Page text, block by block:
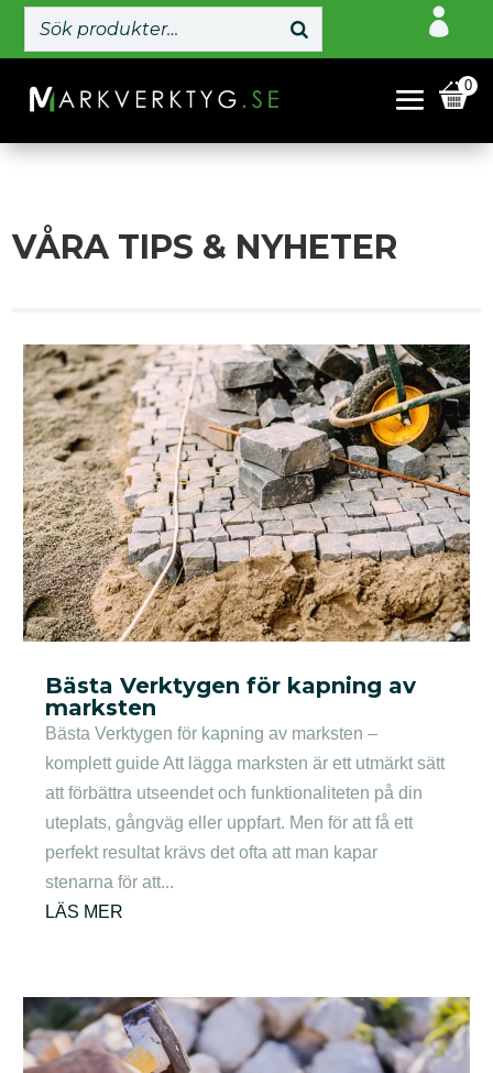

0
VÅRA TIPS & NYHETER
Bästa Verktygen för kapning av
marksten
Bästa Verktygen för kapning av marksten –
komplett guide Att lägga marksten är ett utmärkt sätt
att förbättra utseendet och funktionaliteten på din
uteplats, gångväg eller uppfart. Men för att få ett
perfekt resultat krävs det ofta att man kapar
stenarna för att...
LÄS MER